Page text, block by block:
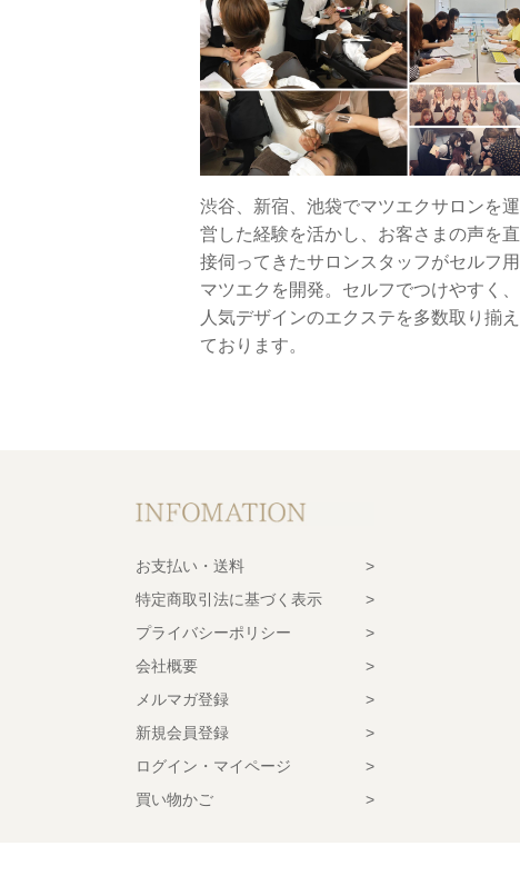
渋谷、新宿、池袋でマツエクサロンを運
営した経験を活かし、お客さまの声を直
接伺ってきたサロンスタッフがセルフ用
マツエクを開発。セルフでつけやすく、
人気デザインのエクステを多数取り揃え
ております。
お支払い・送料
特定商取引法に基づく表示
プライバシーポリシー
会社概要
メルマガ登録
新規会員登録
ログイン・マイページ
買い物かご